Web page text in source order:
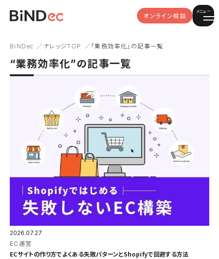
オンライン相談
メニュー
OMO 事例
BiNDec ナレッジTOP 「業務効率化」の記事一覧
“業務効率化”の記事一覧
2026.07.27
EC運営
ECサイトの作り方でよくある失敗パターンとShopifyで回避する方法